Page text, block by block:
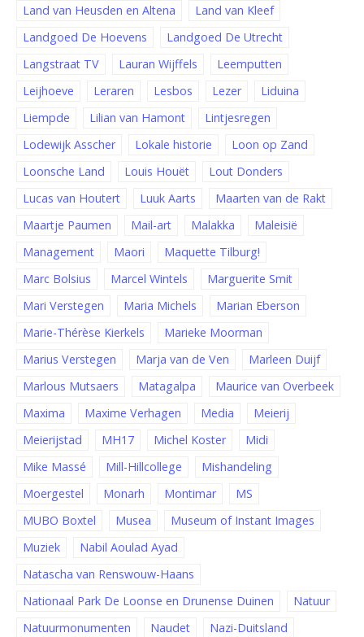
Land van Heusden en Altena
Land van Kleef
Landgoed De Hoevens
Landgoed De Utrecht
Langstraat TV
Lauran Wijffels
Leemputten
Leijhoeve
Leraren Lesbos Lezer
Liduina
Liempde
Lilian van Hamont
Lintjesregen
Lodewijk Asscher
Lokale historie
Loon op Zand
Loonsche Land
Louis Houët
Lout Donders
Lucas van Houtert
Luuk Aarts
Maarten van de Rakt
Maartje Paumen
Mail-art Malakka
Maleisië
Management
Maori
Maquette Tilburg!
Marc Bolsius
Marcel Wintels
Marguerite Smit
Mari Verstegen
Maria Michels
Marian Eberson
Marie-Thérèse Kierkels
Marieke Moorman
Marius Verstegen
Marja van de Ven
Marleen Duijf
Marlous Mutsaers
Matagalpa
Maurice van Overbeek
Maxima
Maxime Verhagen Media
Meierij
Meierijstad
MH17 Michel Koster
Midi
Mike Massé
Mill-Hillcollege
Mishandeling
Moergestel
Monarh Montimar
MS
MUBO Boxtel
Musea
Museum of Instant Images
Muziek
Nabil Aoulad Ayad
Natascha van Renswouw-Haans
Nationaal Park De Loonse en Drunense Duinen
Natuur
Natuurmonumenten
Naudet
Nazi-Duitsland